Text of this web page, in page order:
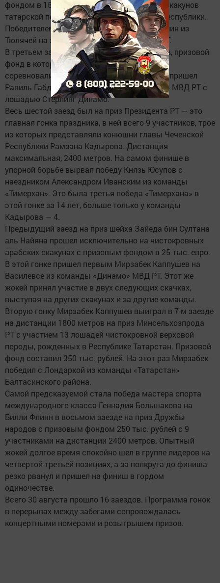
фондом в 150 тыс. рублей состязались 12 скакунов
татарской породы из различных районов республики.
Победителем заезда стал Хирзар Гиниятуллин из
Тюлячей на жеребце соловой масти Барс РТ.
В третьем заезде на дистанции 1600 метров, призовой
фонд в котором составил 350 тыс. рублей,
соревновались жокеи на колясках. Первым пришел
Равиль Габдрашитов из команды «Динамо» МВД РТ с
лошадью Стерлинг Динамо.
Весь шестой заезд был на приз Президента РТ — это
главная гонка праздника, в ней всего 9 участников, трое
из которых представляли конюшни главы Чеченской
Республики Рамзана Кадырова. Дистанция
максимальная, 2400 метров. На самом финише в
упорной борьбе вырвал победу Князь Юсупов с
наездником Александром Иванским из команды
«Тимерхан». Это была третья победа «Тимерхана» в
этой гонке за 14 лет, больше только у команды
Кадырова — 4.
Предыдущий заезд на приз шейха Зайеда бин Султана
аль Найяна прошел исключительно на чистокровных
арабских скакунах с призовым фондом в 25 тыс. евро.
В этой гонке пришел первым Мирзабек Каппушев на
Василевсе из команды «Динамо» МВД РТ. Этот же
жокей принял участие в двух следующих скачках,
выступая на других скакунах и за другие команды.
Вторую гонку Мирзабек Каппушев выиграл в 7-м заезде
на дистанции 1800 метров на приз Минсельхозпрода
РТ с участием 13 лошадей чистокровной верховой
породы, рожденных в Республике Татарстан. Призовой
фонд составил 350 тыс. рублей. На этот раз Мирзабек
победил с Лондаркой из команды «Татарстан»
Балтасинского района.
Самой предсказуемой стала победа мастера спорта
международного класса Геннадия Большакова на
Билли Флинн в восьмом заезде на приз Дружбы
народов с призовым фондом 250 тыс. рублей с 9
участниками на дистанции 2400 метров. Опытный
жокей долгое время спокойно шел в группе лидеров на
четвертой-третьей позициях, а за полкруга до финиша
резко рванул и пришел на финиш в гордом
одиночестве.
Всего 30 августа прошло 16 заездов. Программа гонок
в перерывах между забегами сопровождалась
концертными номерами и розыгрышем призов.